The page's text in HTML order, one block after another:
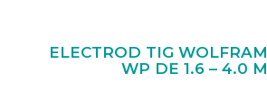
ELECTROD TIG
WP DE 1.6 – 4.0